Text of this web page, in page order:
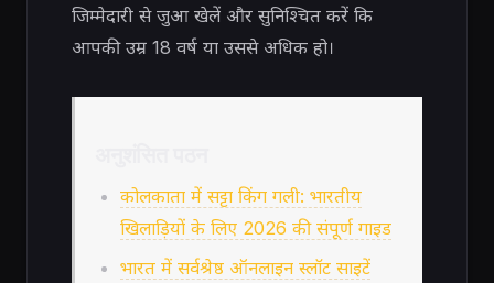
जिम्मेदारी से जुआ खेलें और सुनिश्चित करें कि
आपकी उम्र 18 वर्ष या उससे अधिक हो।
कोलकाता में सट्टा किंग गली: भारतीय
खिलाड़ियों के लिए 2026 की संपूर्ण गाइड
भारत में सर्वश्रेष्ठ ऑनलाइन स्लॉट साइटें